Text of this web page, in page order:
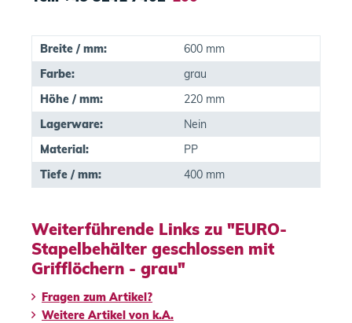
Breite / mm:
600 mm
Farbe:
grau
Höhe / mm:
220 mm
Lagerware:
Nein
Material:
PP
Tiefe / mm:
400 mm
Weiterführende Links zu "EURO-
Stapelbehälter geschlossen mit
Grifflöchern - grau"
Fragen zum Artikel?
Weitere Artikel von k.A.